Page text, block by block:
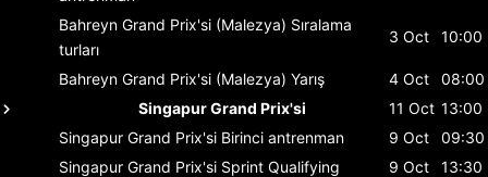
Bahreyn Grand Prix'si (Malezya) Sıralama
turları
3 Oct 10:00
Bahreyn Grand Prix'si (Malezya) Yarış 4 Oct
08:00
Singapur Grand Prix'si
11 Oct 13:00
Singapur Grand Prix'si Birinci antrenman 9 Oct
09:30
Singapur Grand Prix'si Sprint Qualifying 9 Oct
13:30